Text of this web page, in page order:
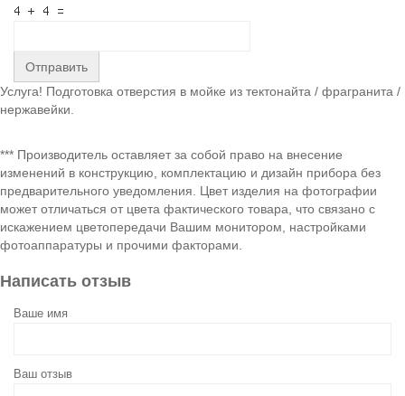
Отправить
Услуга! Подготовка отверстия в мойке из тектонайта / фрагранита /
нержавейки.
*** Производитель оставляет за собой право на внесение
изменений в конструкцию, комплектацию и дизайн прибора без
предварительного уведомления. Цвет изделия на фотографии
может отличаться от цвета фактического товара, что связано с
искажением цветопередачи Вашим монитором, настройками
фотоаппаратуры и прочими факторами.
Написать отзыв
Ваше имя
Ваш отзыв